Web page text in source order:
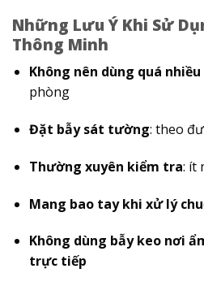
Những Lưu Ý Khi Sử
Thông Minh
Không nên dùng quá
phòng
Đặt bẫy sát tường: theo
Thường xuyên kiểm tra: ít
Mang bao tay khi xử lý
Không dùng bẫy keo nơi
trực tiếp